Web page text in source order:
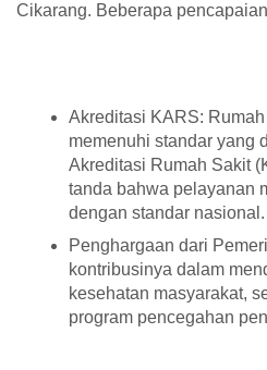
Cikarang. Beberapa
Akreditasi KARS:
memenuhi standar yang
Akreditasi Rumah Sakit
tanda bahwa pelayanan
dengan standar nasional.
Penghargaan dari
kontribusinya dalam
kesehatan masyarakat,
program pencegahan